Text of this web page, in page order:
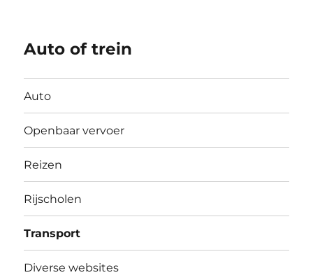
Auto of trein
Auto
Openbaar vervoer
Reizen
Rijscholen
Transport
Diverse websites